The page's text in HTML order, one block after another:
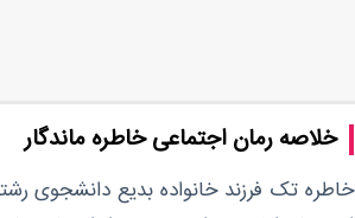
خلاصه رمان اجتماعی خاطره ماندگار
خاطره تک فرزند خانواده بدیع دانشجوی